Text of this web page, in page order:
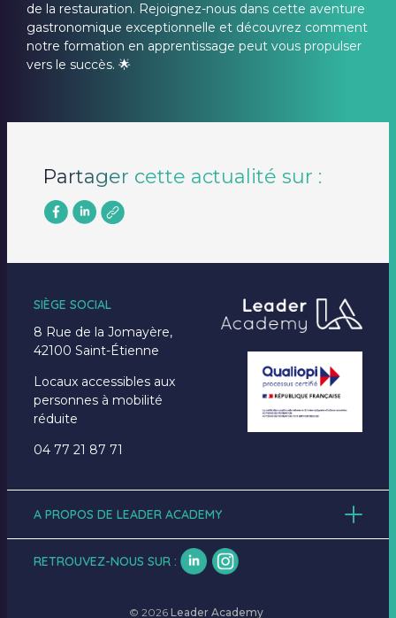
de la restauration. Rejoignez-nous dans cette aventure
gastronomique exceptionnelle et découvrez comment
notre formation en apprentissage peut vous propulser
vers le succès. 🌟
Partager cette actualité sur :
SIÈGE SOCIAL
8 Rue de la Jomayère,
42100 Saint-Étienne
Locaux accessibles aux
personnes à mobilité
réduite
04 77 21 87 71
A PROPOS DE LEADER ACADEMY
Formations
RETROUVEZ-NOUS SUR :
© 2026Leader Academy